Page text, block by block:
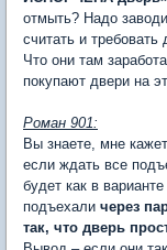
отмыть? Надо
считать и требовать
Что они там
покупают двери на
Роман 901:
Вы знаете, мне
если ждать все
будет как в
подъехали через
так, что дверь